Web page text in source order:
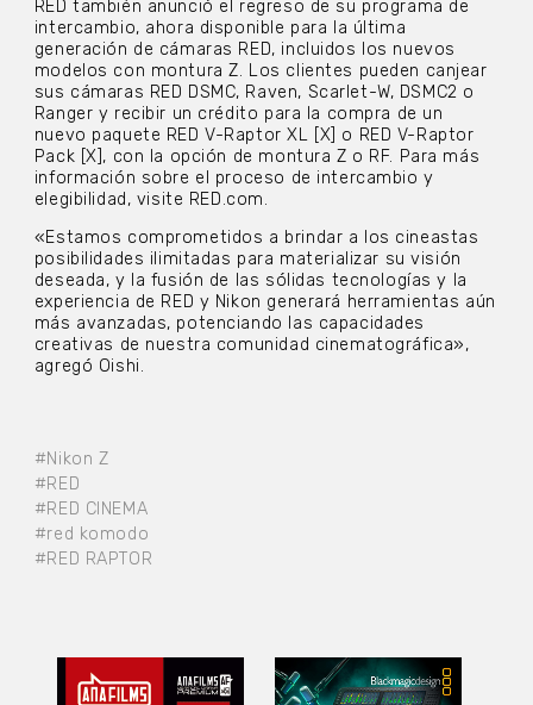
#Nikon Z
#RED
#RED CINEMA
#red komodo
#RED RAPTOR
RED también anunció el regreso de su programa de
intercambio, ahora disponible para la última
generación de cámaras RED, incluidos los nuevos
modelos con montura Z. Los clientes pueden canjear
sus cámaras RED DSMC, Raven, Scarlet-W, DSMC2 o
Ranger y recibir un crédito para la compra de un
nuevo paquete RED V-Raptor XL [X] o RED V-Raptor
Pack [X], con la opción de montura Z o RF. Para más
información sobre el proceso de intercambio y
elegibilidad, visite RED.com.
«Estamos comprometidos a brindar a los cineastas
posibilidades ilimitadas para materializar su visión
deseada, y la fusión de las sólidas tecnologías y la
experiencia de RED y Nikon generará herramientas aún
más avanzadas, potenciando las capacidades
creativas de nuestra comunidad cinematográfica»,
agregó Oishi.